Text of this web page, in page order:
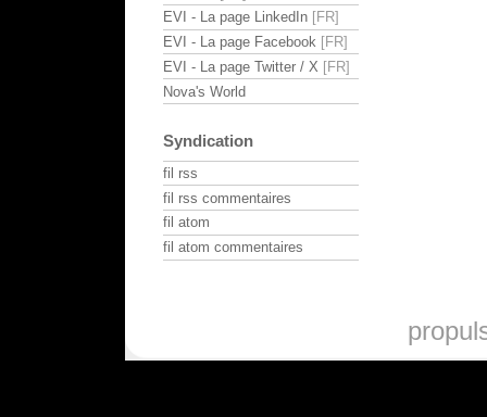
EVI - La page LinkedIn
EVI - La page Facebook
EVI - La page Twitter / X
Nova's World
Syndication
fil rss
fil rss commentaires
fil atom
fil atom commentaires